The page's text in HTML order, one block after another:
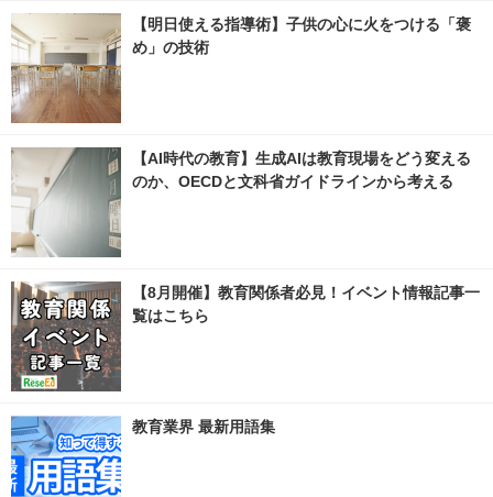
【明日使える指導術】子供の心に火をつける「褒
め」の技術
【AI時代の教育】生成AIは教育現場をどう変える
のか、OECDと文科省ガイドラインから考える
【8月開催】教育関係者必見！イベント情報記事一
覧はこちら
教育業界 最新用語集